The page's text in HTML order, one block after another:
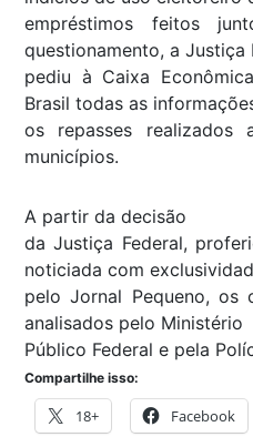
empréstimos feitos
questionamento, a Justiça
pediu à Caixa
Brasil todas as
os repasses realizados
municípios.
A partir da decisão
da Justiça Federal,
noticiada com
pelo Jornal Pequeno, os
analisados pelo Ministério
Público Federal e pela
Compartilhe isso:
18+ Facebook